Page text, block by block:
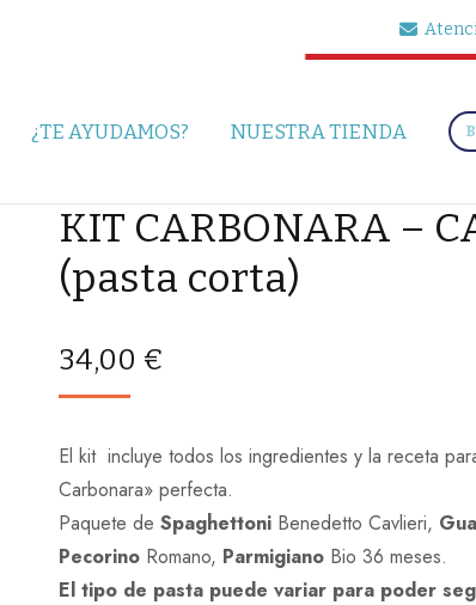
¿TE AYUDAMOS? NUESTRA TIENDA
KIT CARBONARA –
(pasta corta)
34,00 €
El kit incluye todos los ingredientes y la receta
Carbonara» perfecta.
Paquete de Spaghettoni Benedetto Cavlieri,
Pecorino Romano, Parmigiano Bio 36 meses.
El tipo de pasta puede variar para poder